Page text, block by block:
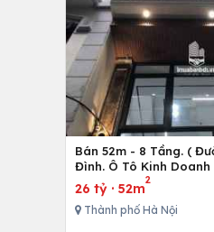
Bán 52m - 8 Tầng. (
Đình. Ô Tô Kinh Doanh
26 tỷ · 52m
2
Thành phố Hà Nội